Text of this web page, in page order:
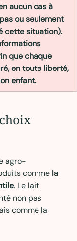
aucun cas à
ou seulement
cette situation).
que chaque
en toute liberté,
enfant.
agro-
comme la
. Le lait
non pas
comme la